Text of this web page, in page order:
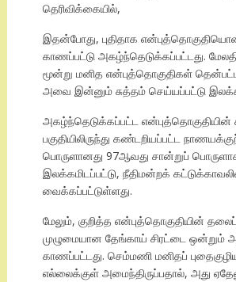
தெரிவிக்கையில்,
இதன்போது, புதிதாக
காணப்பட்டு அகழ்ந்தெடுக்கப்பட்டது.
மூன்று மனித என்புத்தொகுதிகள்
அவை இன்னும் சுத்தம் செய்யப்பட்டு
அகழ்ந்தெடுக்கப்பட்ட என்புத்தொகுதியின்
பகுதியிலிருந்து கண்டறியப்பட்ட
பொருளானது 97ஆவது சான்றுப்
இலக்கமிடப்பட்டு, நீதிமன்றக்
வைக்கப்பட்டுள்ளது.
மேலும், குறித்த என்புத்தொகுதியின்
முழுமையான தேங்காய் சிரட்டை ஒன்றும்
காணப்பட்டது. செம்மணி மனிதப்
எல்லைக்குள் அமைந்திருப்பதால், அது